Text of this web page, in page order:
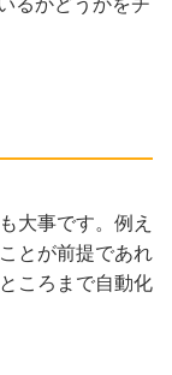
大事です。例え
とが前提であれ
ころまで自動化